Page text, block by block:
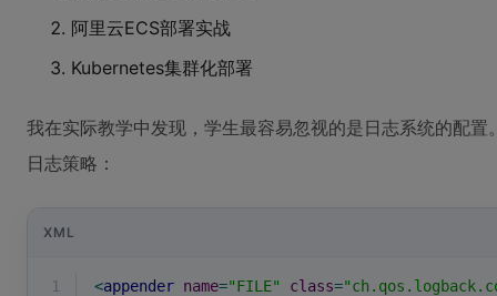
阿里云ECS部署实战
Kubernetes集群化部署
我在实际教学中发现，学生最容易忽视的是日志系统的配
日志策略：
XML
1 <appender name="FILE" class=